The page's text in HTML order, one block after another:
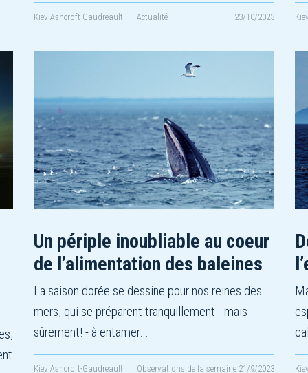
Kiev Ashcroft-Gaudreault | Actualité 23/10/2023
Un périple inoubliable au coeur
de l’alimentation des baleines
La saison dorée se dessine pour nos reines des
mers, qui se préparent tranquillement - mais
sûrement! - à entamer…
Kiev Ashcroft-Gaudreault | Observations de la semaine 21/9/2023